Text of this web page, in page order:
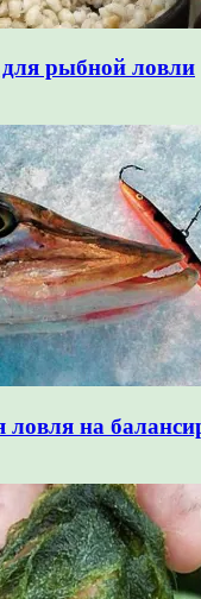
для рыбной ловли
на